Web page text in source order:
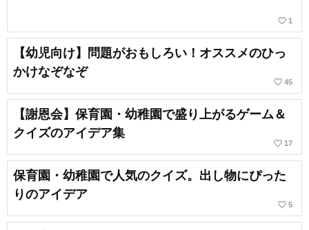
favorite_border 1
【幼児向け】問題がおもしろい！オススメのひっ
かけなぞなぞ
favorite_border 45
【謝恩会】保育園・幼稚園で盛り上がるゲーム＆
クイズのアイデア集
favorite_border 17
保育園・幼稚園で人気のクイズ。出し物にぴった
りのアイデア
favorite_border 5